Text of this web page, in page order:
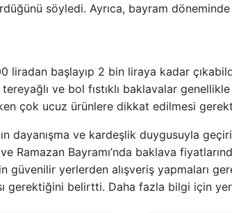
söyledi. Ayrıca, bayram
liradan başlayıp 2 bin liraya kadar
ve bol fıstıklı baklavalar
çok ucuz ürünlere dikkat edilmesi
dayanışma ve kardeşlik duygusuyla
Ramazan Bayramı’nda baklava
güvenilir yerlerden alışveriş yapmaları
gerektiğini belirtti. Daha fazla bilgi için